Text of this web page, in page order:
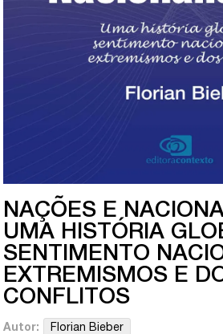
NAÇÕES E
UMA HISTÓRIA
SENTIMENTO
EXTREMISMOS E
CONFLITOS
Autor: Florian Bieber